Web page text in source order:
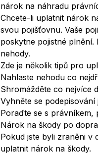
nárok na náhradu
Chcete-li uplatnit nárok
svou pojišťovnu. Vaše
poskytne pojistné
nehody.
Zde je několik tipů pro
Nahlaste nehodu co
Shromážděte co nejvíce
Vyhněte se
Poraďte se s právníkem,
Nárok na škody po
Pokud jste byli zraněni v
uplatnit nárok na škody.